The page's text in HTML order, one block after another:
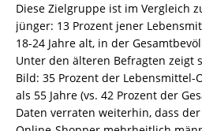
Diese Zielgruppe ist im Vergleich
jünger: 13 Prozent jener
18-24 Jahre alt, in der
Unter den älteren Befragten zeigt
Bild: 35 Prozent der
als 55 Jahre (vs. 42 Prozent der
Daten verraten weiterhin, dass